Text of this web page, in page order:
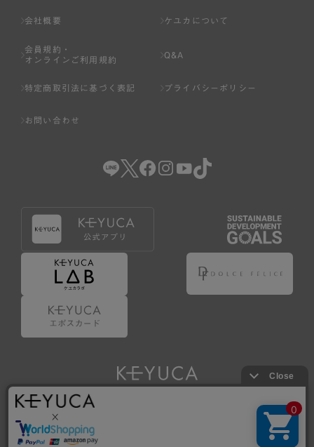
のいずれかの事由に該当する場合は、その登録を拒否し、
または事前に通知することなく一旦なされた登録を取り消
いる場合。
（5） その他、本規約または個別規定に違反した場合。
4.会員登録が取り消された場合においても、当該会員は、
弊社とのお取引等により既に発生した支払義務等の取引上
の義務および本規約上の義務の履行責任を免れないものと
します。
5.仮登録とは、ケユカが提供するアプリ等でサービスを利
用するための簡易的な会員登録（以下「仮登録」といいま
6.仮登録をすることで、第9条のポイント付与を受けるこ
とができます。
7.仮登録状態はポイントの利用は行えず、第3条1項の通り
に登録完了することでポイント利用が行えるようになりま
す。
会社概要 ケユカについて
会員規約・
オンラインご利用規約
Q&A
特定商取引法に基づく表記 プライバシーポリシー
お問い合わせ
Copyright © KAWAJUN Co., Ltd. All Rights Reserved.